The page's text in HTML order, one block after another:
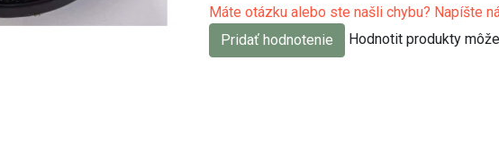
Máte otázku alebo ste našli chybu? Napíšte
Pridať hodnotenie
Hodnotit produkty